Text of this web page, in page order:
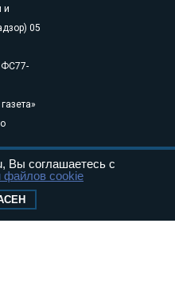
и
05
ФС77-
еженедельное издание
с 1997 года. Учредители
Вы соглашаетесь с
файлов cookie